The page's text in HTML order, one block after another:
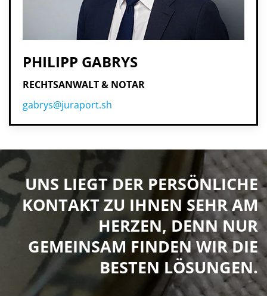
PHILIPP GABRYS
RECHTSANWALT & NOTAR
gabrys@juraport.sh
UNS LIEGT DER PERSÖNLICHE
KONTAKT ZU IHNEN SEHR AM
HERZEN, DENN NUR
GEMEINSAM FINDEN WIR DIE
BESTEN LÖSUNGEN.